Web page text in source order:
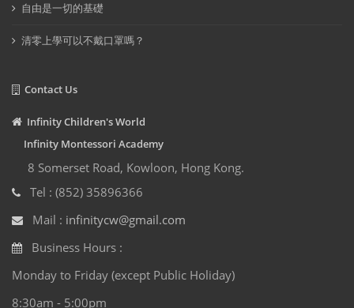
自由是一切的基礎
清零上學可以不戴口罩嗎？
Contact Us
Infinity Children's World
Infinity Montessori Academy
8 Somerset Road, Kowloon, Hong Kong.
Tel : (852) 35896366
Mail : infinitycw@gmail.com
Business Hours :
Monday to Friday (except Public Holiday)
8:30am - 5:00pm